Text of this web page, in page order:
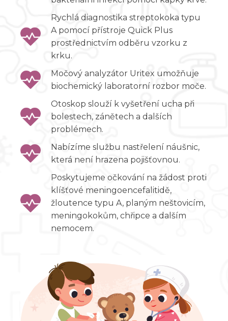
Rychlá diagnostika streptokoka typu
A pomocí přístroje Quick Plus
prostřednictvím odběru vzorku z
krku.
Močový analyzátor Uritex umožňuje
biochemický laboratorní rozbor moče.
Otoskop slouží k vyšetření ucha při
bolestech, zánětech a dalších
problémech.
Nabízíme službu nastřelení náušnic,
která není hrazena pojišťovnou.
Poskytujeme očkování na žádost proti
klíšťové meningoencefalitidě,
žloutence typu A, planým neštovicím,
meningokokům, chřipce a dalším
nemocem.